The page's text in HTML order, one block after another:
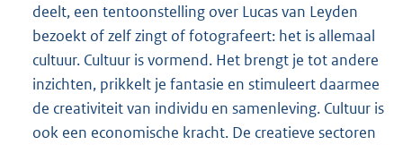
deelt, een tentoonstelling over Lucas van Leyden
bezoekt of zelf zingt of fotografeert: het is allemaal
cultuur. Cultuur is vormend. Het brengt je tot andere
inzichten, prikkelt je fantasie en stimuleert daarmee
de creativiteit van individu en samenleving. Cultuur is
ook een economische kracht. De creatieve sectoren